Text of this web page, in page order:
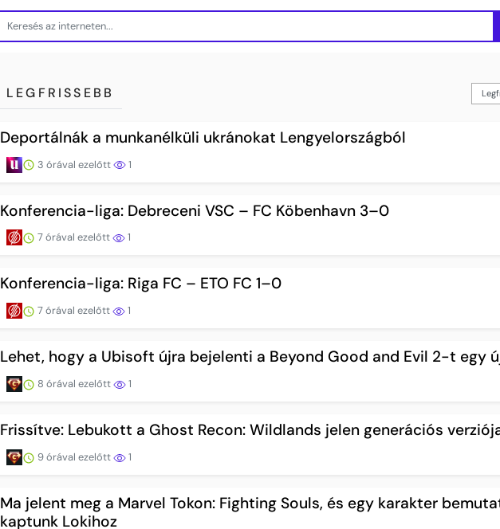
LEGFRISSEBB
Deportálnák a munkanélküli ukránokat Lengyelországból
3 órával ezelőtt 1
Konferencia-liga: Debreceni VSC – FC Köbenhavn 3–0
7 órával ezelőtt 1
Konferencia-liga: Riga FC – ETO FC 1–0
7 órával ezelőtt 1
Lehet, hogy a Ubisoft újra bejelenti a Beyond Good and Evil 2-t egy
8 órával ezelőtt 1
Frissítve: Lebukott a Ghost Recon: Wildlands jelen generációs
9 órával ezelőtt 1
Ma jelent meg a Marvel Tokon: Fighting Souls, és egy karakter
kaptunk Lokihoz